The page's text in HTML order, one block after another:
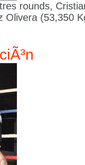
rounds,
Olivera (53,350